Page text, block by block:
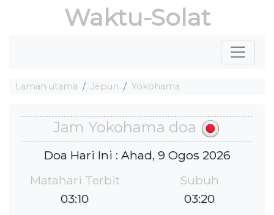
Waktu-Solat
Laman utama Jepun Yokohama
Jam Yokohama doa
Doa Hari Ini : Ahad, 9 Ogos 2026
Matahari Terbit
03:10
Subuh
03:20